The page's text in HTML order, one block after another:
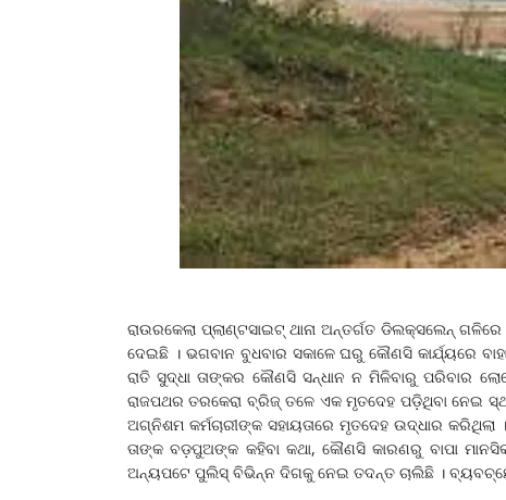
ରାଉରକେଲା ପ୍ଲାଣ୍ଟସାଇଟ୍ ଥାନା ଅନ୍ତର୍ଗତ ଡିଲକ୍ସଲେନ୍
ଦେଇଛି । ଭଗବାନ ବୁଧବାର ସକାଳେ ଘରୁ କୌଣସି କାର୍ଯ୍ୟରେ
ରାତି ସୁଦ୍ଧା ତାଙ୍କର କୌଣସି ସନ୍ଧାନ ନ ମିଳିବାରୁ ପରିବାର
ରାଜପଥର ତରକେରା ବ୍ରିଜ୍ ତଳେ ଏକ ମୃତଦେହ ପଡ଼ିଥିବା ନେଇ
ଅଗ୍ନିଶମ କର୍ମଚାରୀଙ୍କ ସହାୟତାରେ ମୃତଦେହ ଉଦ୍ଧାର
ତାଙ୍କ ବଡ଼ପୁଅଙ୍କ କହିବା କଥା, କୌଣସି କାରଣରୁ ବାପା
ଅନ୍ୟପଟେ ପୁଲିସ୍ ବିଭିନ୍ନ ଦିଗକୁ ନେଇ ତଦନ୍ତ ଚାଲିଛି ।